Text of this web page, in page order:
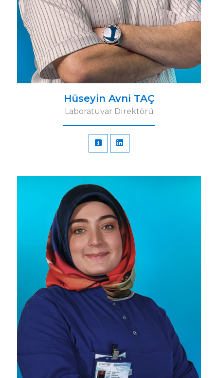
Hüseyin Avni TAÇ
Laboratuvar Direktörü